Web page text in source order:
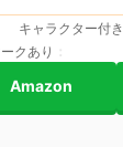
キャラクター付き
クあり
Amazon